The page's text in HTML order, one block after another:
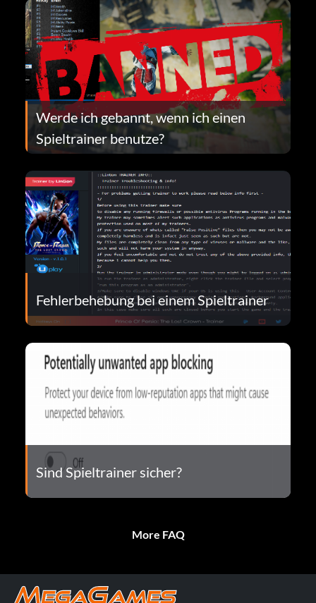
Werde ich gebannt, wenn ich einen
Spieltrainer benutze?
Fehlerbehebung bei einem Spieltrainer
Sind Spieltrainer sicher?
More FAQ